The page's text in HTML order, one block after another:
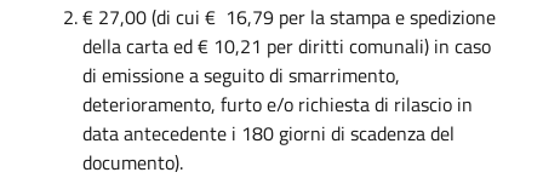
€ 27,00 (di cui € 16,79 per la stampa e spedizione
della carta ed € 10,21 per diritti comunali) in caso
di emissione a seguito di smarrimento,
deterioramento, furto e/o richiesta di rilascio in
data antecedente i 180 giorni di scadenza del
documento).